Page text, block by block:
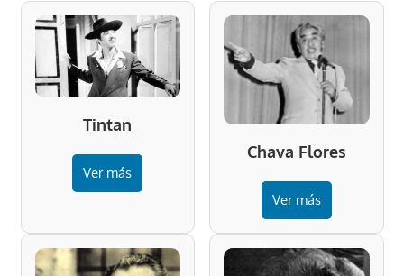
Tintan
Ver más
Chava Flores
Ver más